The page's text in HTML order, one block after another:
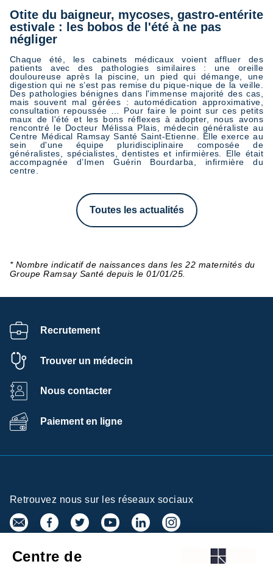
Otite du baigneur, mycoses, gastro-entérite
estivale : les bobos de l'été à ne pas
négliger
Chaque été, les cabinets médicaux voient affluer des
patients avec des pathologies similaires : une oreille
douloureuse après la piscine, un pied qui démange, une
digestion qui ne s’est pas remise du pique-nique de la veille.
Des pathologies bénignes dans l'immense majorité des cas,
mais souvent mal gérées : automédication approximative,
consultation repoussée … Pour faire le point sur ces petits
maux de l'été et les bons réflexes à adopter, nous avons
rencontré le Docteur Mélissa Plais, médecin généraliste au
Centre Médical Ramsay Santé Saint-Etienne. Elle exerce au
sein d'une équipe pluridisciplinaire composée de
généralistes, spécialistes, dentistes et infirmières. Elle était
accompagnée d’Imen Guérin Bourdarba, infirmière du
centre.
Toutes les actualités
* Nombre indicatif de naissances dans les 22 maternités du
Groupe Ramsay Santé depuis le 01/01/25.
Recrutement
Trouver un médecin
Nous contacter
Paiement en ligne
Retrouvez nous sur les réseaux sociaux
Centre de